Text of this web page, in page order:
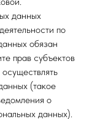
данных
по
обязан
прав субъектов
(такое
о
данных).